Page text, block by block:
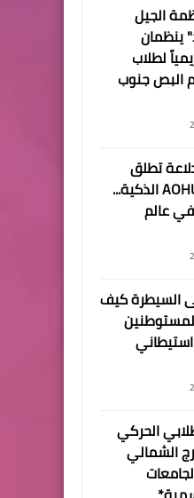
الجيل
ينظمان
لطلاب
البص جنوب
تطلق
منظومة AOHUA الذكية...
عالم
السيطرة كيف
الحركي
الشمالي